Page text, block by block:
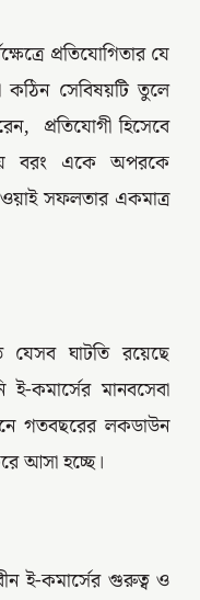
প্রতিযোগিতার যে
সেবিষয়টি তুলে
প্রতিযোগী হিসেবে
বরং একে অপরকে
সফলতার একমাত্র
যেসব ঘাটতি রয়েছে
কমার্সের মানবসেবা
গতবছরের লকডাউন
আসা হচ্ছে।
ই-কমার্সের গুরুত্ব ও